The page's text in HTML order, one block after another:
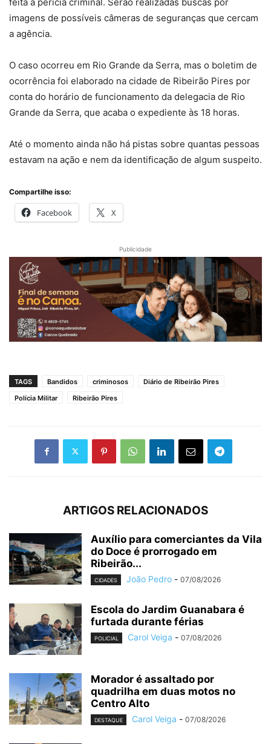
feita a perícia criminal. Serão realizadas buscas por
imagens de possíveis câmeras de seguranças que cercam
a agência.
O caso ocorreu em Rio Grande da Serra, mas o boletim de
ocorrência foi elaborado na cidade de Ribeirão Pires por
conta do horário de funcionamento da delegacia de Rio
Grande da Serra, que acaba o expediente às 18 horas.
Até o momento ainda não há pistas sobre quantas pessoas
estavam na ação e nem da identificação de algum suspeito.
Compartilhe isso:
Facebook X
Publicidade
TAGS Bandidos criminosos
Diário de Ribeirão Pires
Polícia Militar
Ribeirão Pires
ARTIGOS RELACIONADOS
Auxílio para comerciantes da Vila
do Doce é prorrogado em
Ribeirão...
CIDADES João Pedro - 07/08/2026
Escola do Jardim Guanabara é
furtada durante férias
POLICIAL Carol Veiga - 07/08/2026
Morador é assaltado por
quadrilha em duas motos no
Centro Alto
DESTAQUE Carol Veiga - 07/08/2026